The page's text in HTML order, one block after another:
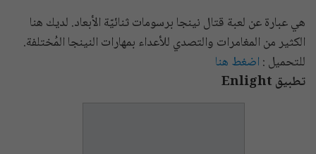
هي عبارة عن لعبة قتال نينجا برسومات ثنائيّة الأبعاد. لديك هنا
الكثير من المغامرات والتصدي للأعداء بمهارات النينجا المُختلفة.
للتحميل : اضغط هنا
تطبيق Enlight